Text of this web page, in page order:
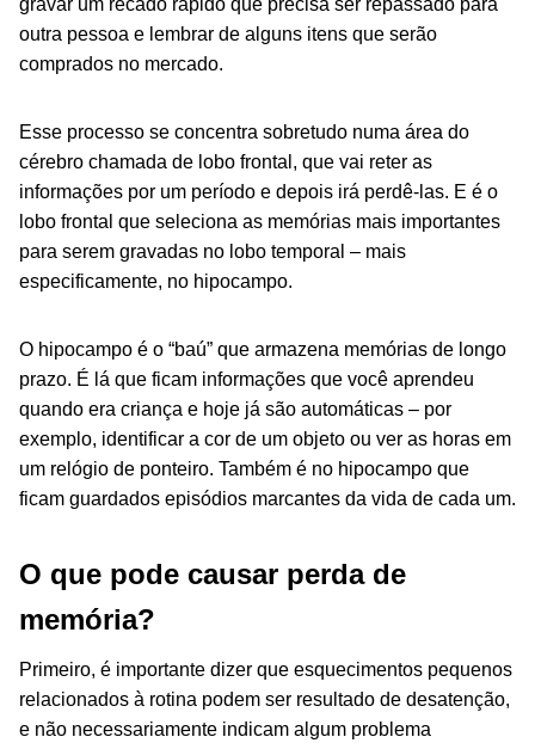
gravar um recado rápido que precisa ser repassado para
outra pessoa e lembrar de alguns itens que serão
comprados no mercado.
Esse processo se concentra sobretudo numa área do
cérebro chamada de lobo frontal, que vai reter as
informações por um período e depois irá perdê-las. E é o
lobo frontal que seleciona as memórias mais importantes
para serem gravadas no lobo temporal – mais
especificamente, no hipocampo.
O hipocampo é o “baú” que armazena memórias de longo
prazo. É lá que ficam informações que você aprendeu
quando era criança e hoje já são automáticas – por
exemplo, identificar a cor de um objeto ou ver as horas em
um relógio de ponteiro. Também é no hipocampo que
ficam guardados episódios marcantes da vida de cada um.
O que pode causar perda de
memória?
Primeiro, é importante dizer que esquecimentos pequenos
relacionados à rotina podem ser resultado de desatenção,
e não necessariamente indicam algum problema